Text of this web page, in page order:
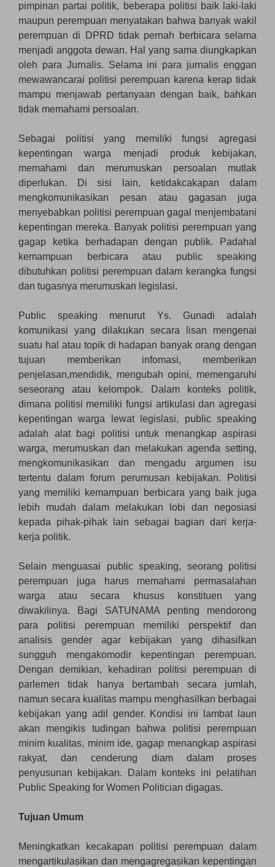
pimpinan partai politik, beberapa politisi baik laki-laki
maupun perempuan menyatakan bahwa banyak wakil
perempuan di DPRD tidak pernah berbicara selama
menjadi anggota dewan. Hal yang sama diungkapkan
oleh para Jurnalis. Selama ini para jurnalis enggan
mewawancarai politisi perempuan karena kerap tidak
mampu menjawab pertanyaan dengan baik, bahkan
tidak memahami persoalan.
Sebagai politisi yang memiliki fungsi agregasi
kepentingan warga menjadi produk kebijakan,
memahami dan merumuskan persoalan mutlak
diperlukan. Di sisi lain, ketidakcakapan dalam
mengkomunikasikan pesan atau gagasan juga
menyebabkan politisi perempuan gagal menjembatani
kepentingan mereka. Banyak politisi perempuan yang
gagap ketika berhadapan dengan publik. Padahal
kemampuan berbicara atau public speaking
dibutuhkan politisi perempuan dalam kerangka fungsi
dan tugasnya merumuskan legislasi.
Public speaking menurut Ys. Gunadi adalah
komunikasi yang dilakukan secara lisan mengenai
suatu hal atau topik di hadapan banyak orang dengan
tujuan memberikan infomasi, memberikan
penjelasan,mendidik, mengubah opini, memengaruhi
seseorang atau kelompok. Dalam konteks politik,
dimana politisi memiliki fungsi artikulasi dan agregasi
kepentingan warga lewat legislasi, public speaking
adalah alat bagi politisi untuk menangkap aspirasi
warga, merumuskan dan melakukan agenda setting,
mengkomunikasikan dan mengadu argumen isu
tertentu dalam forum perumusan kebijakan. Politisi
yang memiliki kemampuan berbicara yang baik juga
lebih mudah dalam melakukan lobi dan negosiasi
kepada pihak-pihak lain sebagai bagian dari kerja-
kerja politik.
Selain menguasai public speaking, seorang politisi
perempuan juga harus memahami permasalahan
warga atau secara khusus konstituen yang
diwakilinya. Bagi SATUNAMA penting mendorong
para politisi perempuan memiliki perspektif dan
analisis gender agar kebijakan yang dihasilkan
sungguh mengakomodir kepentingan perempuan.
Dengan demikian, kehadiran politisi perempuan di
parlemen tidak hanya bertambah secara jumlah,
namun secara kualitas mampu menghasilkan berbagai
kebijakan yang adil gender. Kondisi ini lambat laun
akan mengikis tudingan bahwa politisi perempuan
minim kualitas, minim ide, gagap menangkap aspirasi
rakyat, dan cenderung diam dalam proses
penyusunan kebijakan. Dalam konteks ini pelatihan
Public Speaking for Women Politician digagas.
Tujuan Umum
Meningkatkan kecakapan politisi perempuan dalam
mengartikulasikan dan mengagregasikan kepentingan